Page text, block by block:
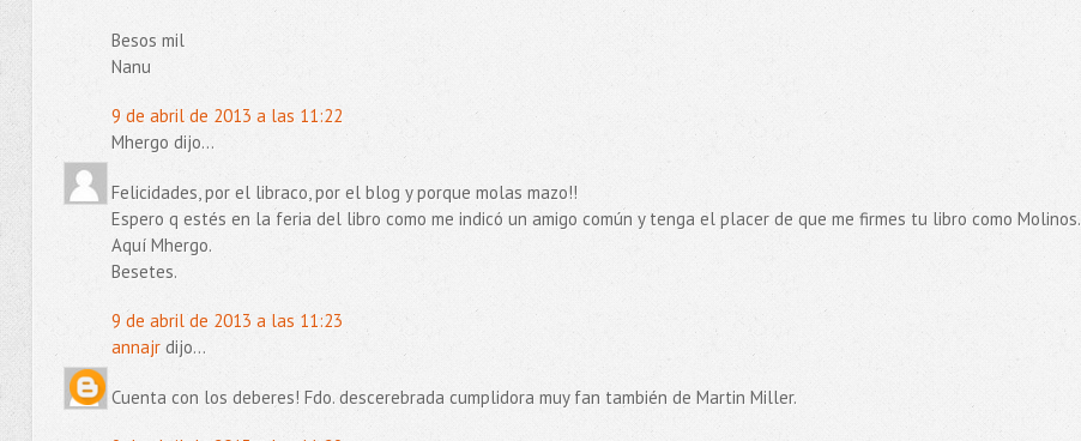
Besos mil
Nanu
9 de abril de 2013 a las 11:22
Mhergo dijo...
Felicidades, por el libraco, por el blog y porque molas mazo!!
Espero q estés en la feria del libro como me indicó un amigo común y tenga el placer de que me firmes tu libro como Molinos.
Aquí Mhergo.
Besetes.
9 de abril de 2013 a las 11:23
annajrdijo...
Cuenta con los deberes! Fdo. descerebrada cumplidora muy fan también de Martin Miller.